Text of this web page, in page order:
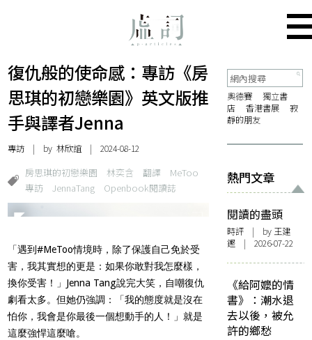
復仇般的使命感：專訪《房
思琪的初戀樂園》英文版推
手與譯者Jenna
專訪 | by 林欣誼 | 2024-08-12
房思琪的初戀樂園 林奕含 翻譯
MeToo
專訪
JennaTang Openbook閱讀誌
「遇到#MeToo情境時，除了保護自己免於受
害，我其實想的更是：如果你敢對我怎麼樣，
換你受害！」Jenna Tang說完大笑，自嘲復仇
劇看太多。但她仍強調：「我的態度就是沒在
怕你，我會是你最後一個想動手的人！」就是
這麼強悍這麼嗆。
奧德賽
獨立書
店
香港書展
寂
靜的朋友
熱門文章
閱讀的盡頭
時評 | by 王建
鏗 | 2026-07-22
《給阿嬤的情
書》：潮水退
去以後，被允
許的鄉愁